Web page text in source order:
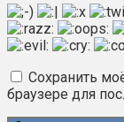
Сохранить
браузере для